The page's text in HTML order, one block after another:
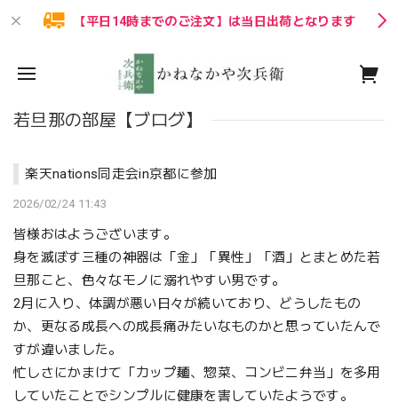
【平日14時までのご注文】は当日出荷となります
若旦那の部屋【ブログ】
楽天nations同走会in京都に参加
2026/02/24 11:43
皆様おはようございます。
身を滅ぼす三種の神器は「金」「異性」「酒」とまとめた若
旦那こと、色々なモノに溺れやすい男です。
2月に入り、体調が悪い日々が続いており、どうしたもの
か、更なる成長への成長痛みたいなものかと思っていたんで
すが違いました。
忙しさにかまけて「カップ麺、惣菜、コンビニ弁当」を多用
していたことでシンプルに健康を害していたようです。